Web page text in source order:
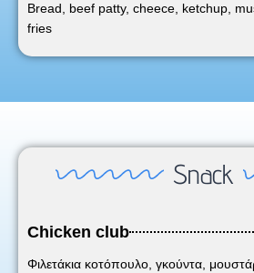
Bread, beef patty, cheece, ketchup,
fries
Snack
Chicken club
Φιλετάκια κοτόπουλο, γκούντα,